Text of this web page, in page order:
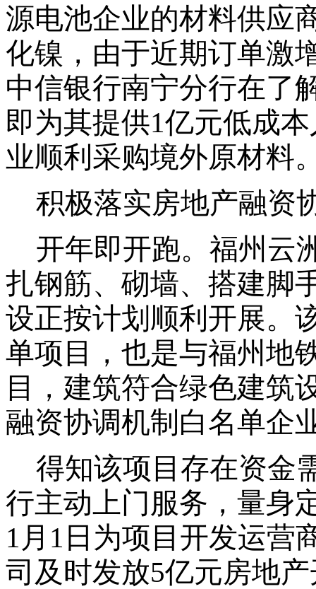
源电池企业的材料供应
化镍，由于近期订单激
中信银行南宁分行在了
即为其提供1亿元低成
业顺利采购境外原材料
积极落实房地产融资
开年即开跑。福州云
扎钢筋、砌墙、搭建脚
设正按计划顺利开展。
单项目，也是与福州地
目，建筑符合绿色建筑
融资协调机制白名单企
得知该项目存在资金
行主动上门服务，量身
1月1日为项目开发运营
司及时发放5亿元房地